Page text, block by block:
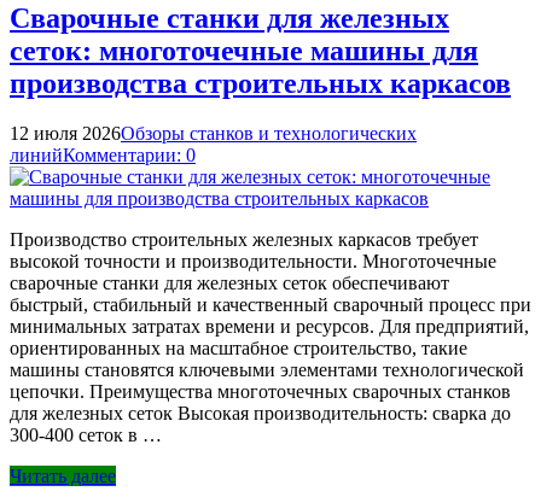
Сварочные станки для железных
сеток: многоточечные машины для
производства строительных каркасов
12 июля 2026Обзоры станков и технологических
линийКомментарии: 0
Производство строительных железных каркасов требует
высокой точности и производительности. Многоточечные
сварочные станки для железных сеток обеспечивают
быстрый, стабильный и качественный сварочный процесс при
минимальных затратах времени и ресурсов. Для предприятий,
ориентированных на масштабное строительство, такие
машины становятся ключевыми элементами технологической
цепочки. Преимущества многоточечных сварочных станков
для железных сеток Высокая производительность: сварка до
300-400 сеток в …
Читать далее